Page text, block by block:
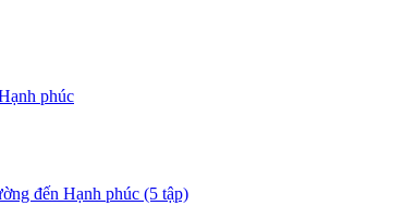
phúc
đến Hạnh phúc (5 tập)